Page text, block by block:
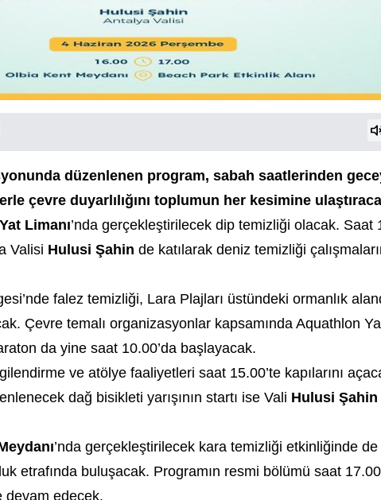
düzenlenen program, sabah saatlerinden
çevre duyarlılığını toplumun her kesimine
Limanı’nda gerçekleştirilecek dip temizliği olacak. Saat
Valisi Hulusi Şahin de katılarak deniz temizliği
falez temizliği, Lara Plajları üstündeki ormanlık
Çevre temalı organizasyonlar kapsamında Aquathlon
da yine saat 10.00’da başlayacak.
ve atölye faaliyetleri saat 15.00’te kapılarını
dağ bisikleti yarışının startı ise Vali Hulusi Şahin
’nda gerçekleştirilecek kara temizliği etkinliğinde
etrafında buluşacak. Programın resmi bölümü saat
devam edecek.